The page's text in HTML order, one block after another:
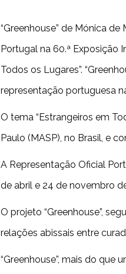
“Greenhouse” de Mónica
Portugal na 60.ª Exposição
Todos os Lugares”.
representação portuguesa
O tema “Estrangeiros em
Paulo (MASP), no Brasil, e
A Representação Oficial
de abril e 24 de novembro
O projeto “Greenhouse”,
relações abissais entre
“Greenhouse”, mais do